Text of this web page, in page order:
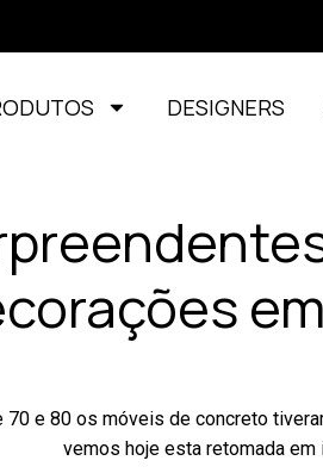
DESIGNERS
70 e 80 os móveis de concreto
vemos hoje esta retomada em